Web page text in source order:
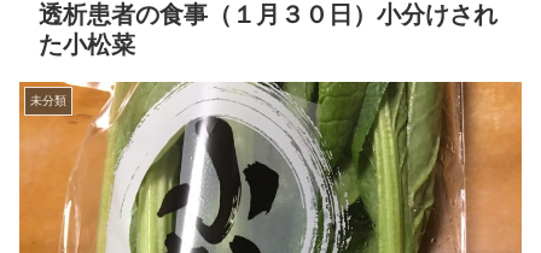
透析患者の食事（１月３０日）小分けされ
た小松菜
未分類